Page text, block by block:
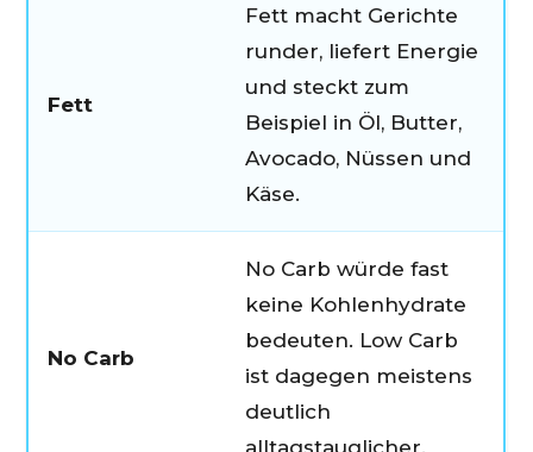
Fett
Fett macht Gerichte
runder, liefert Energie
und steckt zum
Beispiel in Öl, Butter,
Avocado, Nüssen und
Käse.
No Carb
No Carb würde fast
keine Kohlenhydrate
bedeuten. Low Carb
ist dagegen meistens
deutlich